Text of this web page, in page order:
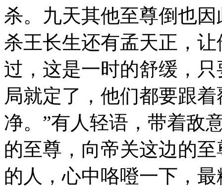
杀。九天其他至尊倒也
杀王长生还有孟天正，
过，这是一时的舒缓，
局就定了，他们都要跟
净。”有人轻语，带着敌
的至尊，向帝关这边的
的人，心中咯噔一下，